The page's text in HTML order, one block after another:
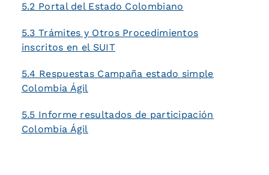
5.2 Portal del Estado Colombiano
5.3 Trámites y Otros Procedimientos
inscritos en el SUIT
5.4 Respuestas Campaña estado simple
Colombia Ágil
5.5 Informe resultados de participación
Colombia Ágil